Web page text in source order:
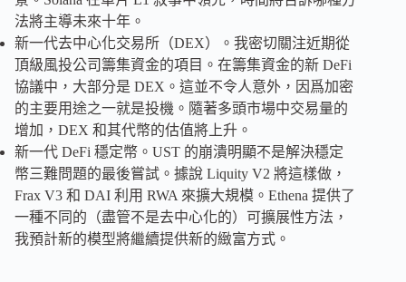
法將主導未來十年。
新一代去中心化交易所（DEX）。我密切關注近期從
頂級風投公司籌集資金的項目。在籌集資金的新 DeFi
協議中，大部分是 DEX。這並不令人意外，因爲加密
的主要用途之一就是投機。隨著多頭市場中交易量的
增加，DEX 和其代幣的估值將上升。
新一代 DeFi 穩定幣。UST 的崩潰明顯不是解決穩定
幣三難問題的最後嘗試。據說 Liquity V2 將這樣做，
Frax V3 和 DAI 利用 RWA 來擴大規模。Ethena 提供了
一種不同的（盡管不是去中心化的）可擴展性方法，
我預計新的模型將繼續提供新的緻富方式。